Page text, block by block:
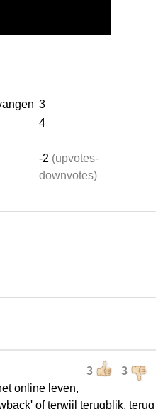
3
4
-2 (upvotes-
downvotes)
3 3
online leven,
of terwijl terugblik, terug